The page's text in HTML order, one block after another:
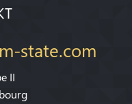
state.com
II